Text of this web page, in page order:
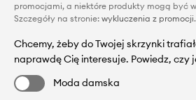
promocjami, a niektóre produkty mogą być
Szczegóły na stronie: wykluczenia z promocji.
Chcemy, żeby do Twojej skrzynki
naprawdę Cię interesuje. Powiedz, czy
Moda damska